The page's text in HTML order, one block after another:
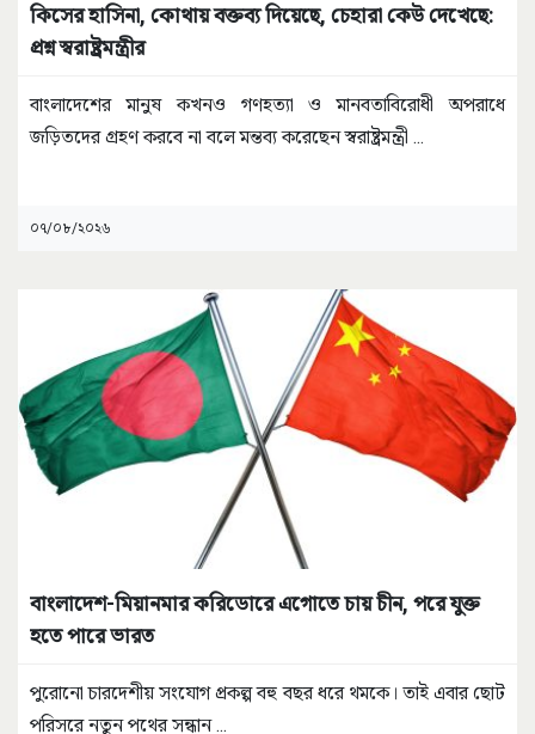
কিসের হাসিনা, কোথায় বক্তব্য দিয়েছে, চেহারা কেউ দেখেছে:
প্রশ্ন স্বরাষ্ট্রমন্ত্রীর
বাংলাদেশের মানুষ কখনও গণহত্যা ও মানবতাবিরোধী অপরাধে
জড়িতদের গ্রহণ করবে না বলে মন্তব্য করেছেন স্বরাষ্ট্রমন্ত্রী ...
০৭/০৮/২০২৬
বাংলাদেশ-মিয়ানমার করিডোরে এগোতে চায় চীন, পরে যুক্ত
হতে পারে ভারত
পুরোনো চারদেশীয় সংযোগ প্রকল্প বহু বছর ধরে থমকে। তাই এবার ছোট
পরিসরে নতুন পথের সন্ধান...